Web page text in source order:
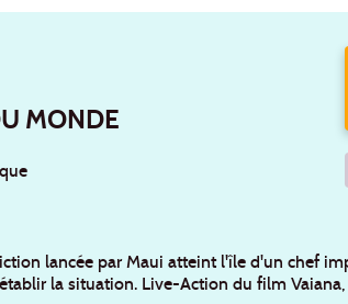
MONDE
lancée par Maui atteint l'île d'un chef
la situation. Live-Action du film